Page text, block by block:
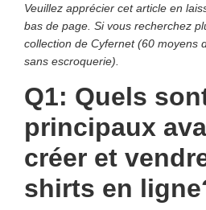
Veuillez apprécier cet article en
bas de page. Si vous recherchez
collection de Cyfernet (60 moyens
sans escroquerie).
Q1: Quels
principaux
créer et
shirts en